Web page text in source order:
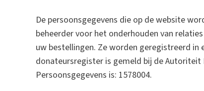
De persoonsgegevens die op de website
beheerder voor het onderhouden van
uw bestellingen. Ze worden geregistreerd in
donateursregister is gemeld bij de
Persoonsgegevens is: 1578004.